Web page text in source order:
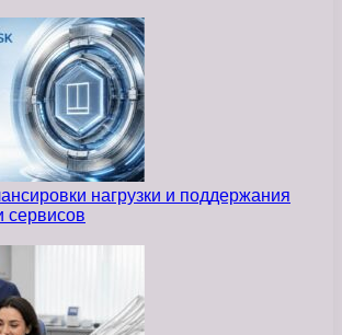
нагрузки и поддержания
сервисов